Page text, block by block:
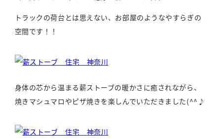
トラックの荷台とは思えない、お部屋のようなやすらぎの
空間です！！
身体の芯から温まる薪ストーブの暖かさに癒されながら、
焼きマシュマロやピザ焼きを楽しんでいただきました(^^♪